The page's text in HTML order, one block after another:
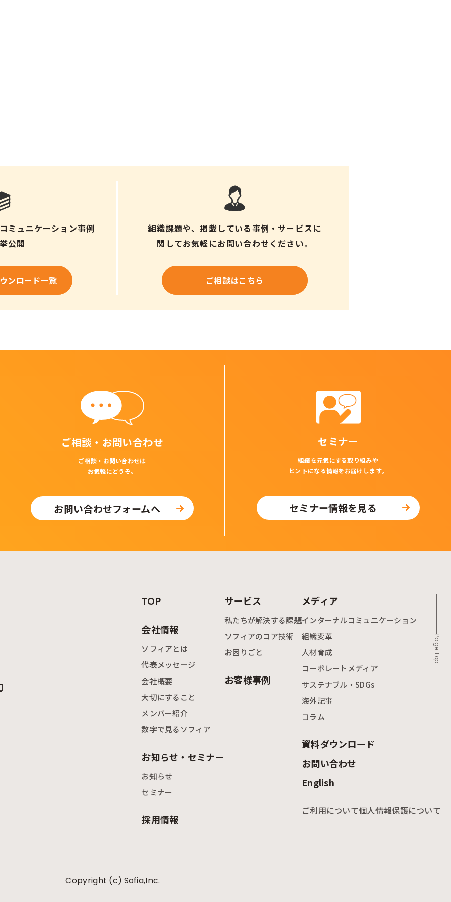
ミュニケーション事例
公開
ンロード一覧
組織課題や、掲載している事例・サービスに
関してお気軽にお問い合わせください。
ご相談はこちら
ご相談・お問い合わせ
ご相談・お問い合わせは
お気軽にどうぞ。
お問い合わせフォームへ
セミナー
組織を元気にする取り組みや
ヒントになる情報をお届けします。
セミナー情報を見る
TOP
会社情報
ソフィアとは
代表メッセージ
会社概要
大切にすること
メンバー紹介
数字で見るソフィア
お知らせ・セミナー
お知らせ
セミナー
採用情報
サービス
私たちが解決する課題
ソフィアのコア技術
お困りごと
お客様事例
メディア
インターナルコミュニケーション
組織変革
人材育成
コーポレートメディア
サステナブル・SDGs
海外記事
コラム
資料ダウンロード
お問い合わせ
English
ご利用について個人情報保護について
Copyright (c) Sofia,Inc.
Page Top